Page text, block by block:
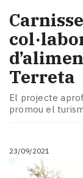
Terreta
El projecte
promou el
23/09/2021